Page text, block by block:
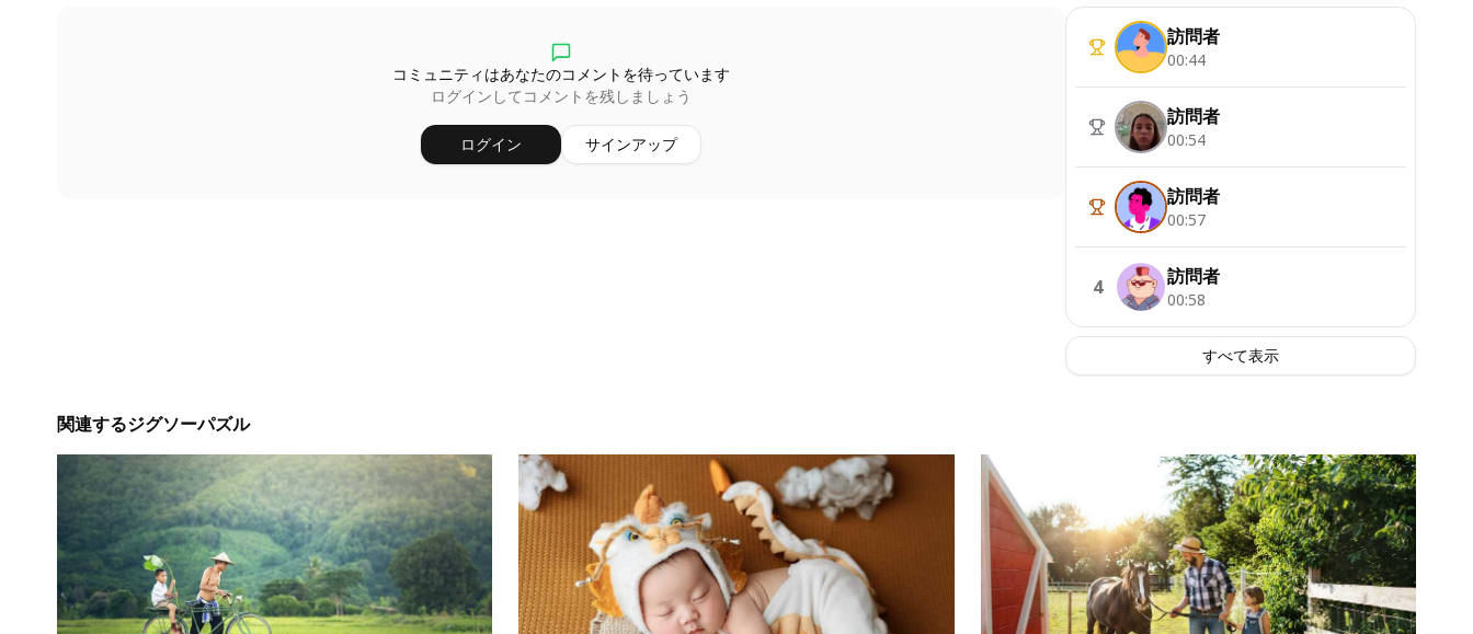
コミュニティはあなたのコメントを待っています
ログインしてコメントを残しましょう
ログイン サインアップ
訪問者
00:44
訪問者
00:54
訪問者
00:57
4 訪問者
00:58
すべて表示
関連するジグソーパズル